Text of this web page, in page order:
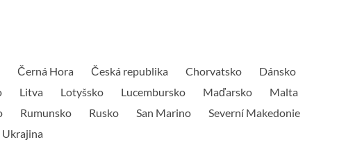
Černá Hora Česká republika Chorvatsko
Dánsko
Litva Lotyšsko Lucembursko Maďarsko
Malta
Rumunsko Rusko San Marino
Severní Makedonie
Ukrajina